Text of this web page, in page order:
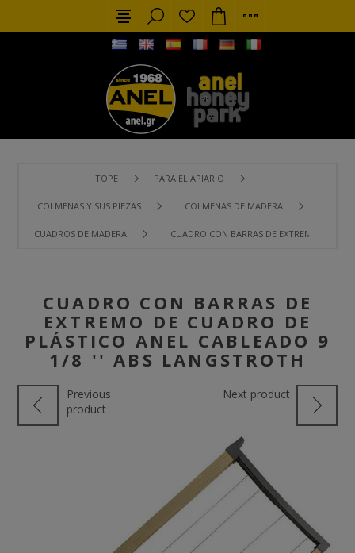
TOPE PARA EL APIARIO
COLMENAS Y SUS PIEZAS COLMENAS DE MADERA
CUADROS DE MADERA CUADRO CON BARRAS DE EXTREMO DE
CUADRO CON BARRAS DE
EXTREMO DE CUADRO DE
PLÁSTICO ANEL CABLEADO 9
1/8 '' ABS LANGSTROTH
Previous
product
Next product